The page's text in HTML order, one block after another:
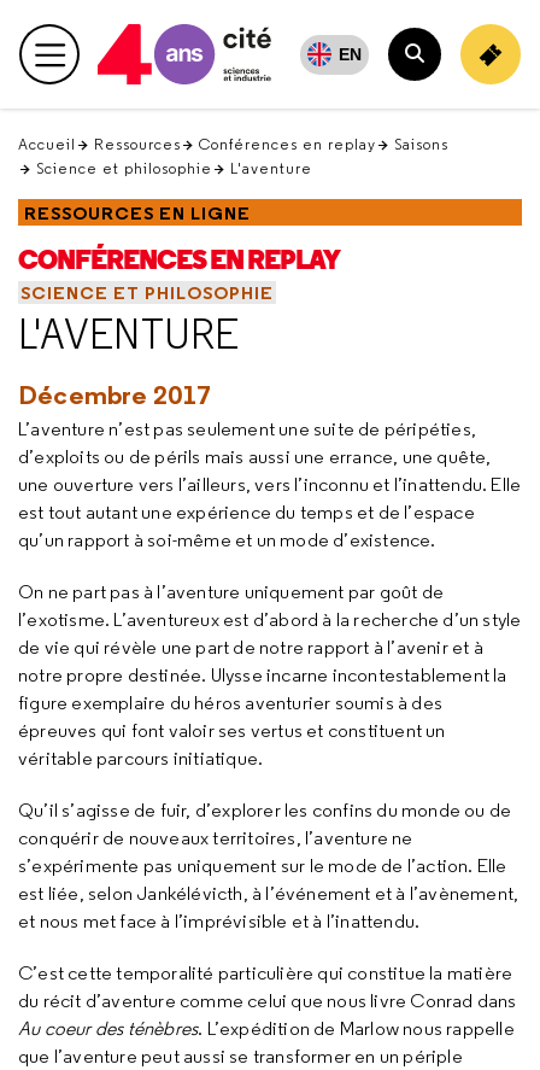
en
haut Menu principal EN
Rechercher
Accueil Ressources Conférences en replay
Saisons
Science et philosophie
L'aventure
RESSOURCES EN LIGNE
CONFÉRENCES EN REPLAY
SCIENCE ET PHILOSOPHIE
L'AVENTURE
Décembre 2017
L’aventure n’est pas seulement une suite de péripéties,
d’exploits ou de périls mais aussi une errance, une quête,
une ouverture vers l’ailleurs, vers l’inconnu et l’inattendu. Elle
est tout autant une expérience du temps et de l’espace
qu’un rapport à soi-même et un mode d’existence.
On ne part pas à l’aventure uniquement par goût de
l’exotisme. L’aventureux est d’abord à la recherche d’un style
de vie qui révèle une part de notre rapport à l’avenir et à
notre propre destinée. Ulysse incarne incontestablement la
figure exemplaire du héros aventurier soumis à des
épreuves qui font valoir ses vertus et constituent un
véritable parcours initiatique.
Qu’il s’agisse de fuir, d’explorer les confins du monde ou de
conquérir de nouveaux territoires, l’aventure ne
s’expérimente pas uniquement sur le mode de l’action. Elle
est liée, selon Jankélévicth, à l’événement et à l’avènement,
et nous met face à l’imprévisible et à l’inattendu.
C’est cette temporalité particulière qui constitue la matière
du récit d’aventure comme celui que nous livre Conrad dans
Au coeur des ténèbres. L’expédition de Marlow nous rappelle
que l’aventure peut aussi se transformer en un périple